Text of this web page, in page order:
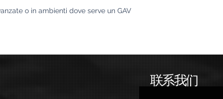
o in ambienti dove serve un GAV
联系我们